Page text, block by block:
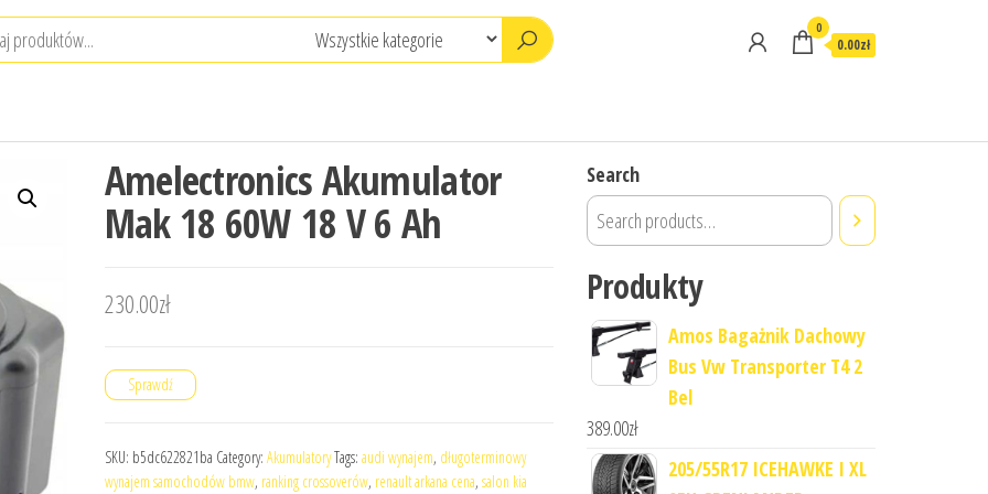
0
0.00zł
Amelectronics Akumulator
Mak 18 60W 18 V 6 Ah
230.00zł
Sprawdź
SKU: b5dc622821ba Category: AkumulatoryTags: audi wynajem, długoterminowy
wynajem samochodów bmw, ranking crossoverów, renault arkana cena, salon kia
Search
Produkty
Amos Bagażnik Dachowy
Bus Vw Transporter T4 2
Bel
389.00zł
205/55R17 ICEHAWKE I XL